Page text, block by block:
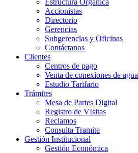
Estructura Orgánica
Accionistas
Directorio
Gerencias
Subgerencias y Oficinas
Contáctanos
Clientes
Centros de pago
Venta de conexiones de agua
Estudio Tarifario
Trámites
Mesa de Partes Digital
Registro de VIsitas
Reclamos
Consulta Tramite
Gestión Institucional
Gestión Económica